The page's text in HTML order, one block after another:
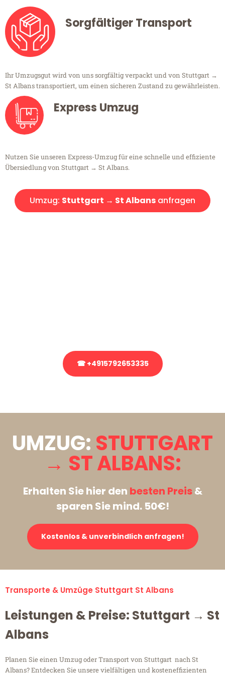
Sorgfältiger Transport
Ihr Umzugsgut wird von uns sorgfältig verpackt und von Stuttgart →
St Albans transportiert, um einen sicheren Zustand zu gewährleisten.
Express Umzug
Nutzen Sie unseren Express-Umzug für eine schnelle und effiziente
Übersiedlung von Stuttgart → St Albans.
Umzug: Stuttgart → St Albans anfragen
☎ +4915792653335
UMZUG: STUTTGART
→ ST ALBANS:
Erhalten Sie hier den besten Preis&
sparen Sie mind. 50€!
Kostenlos & unverbindlich anfragen!
Transporte & Umzüge Stuttgart St Albans
Leistungen & Preise: Stuttgart → St
Albans
Planen Sie einen Umzug oder Transport von Stuttgart nach St
Albans? Entdecken Sie unsere vielfältigen und kosteneffizienten